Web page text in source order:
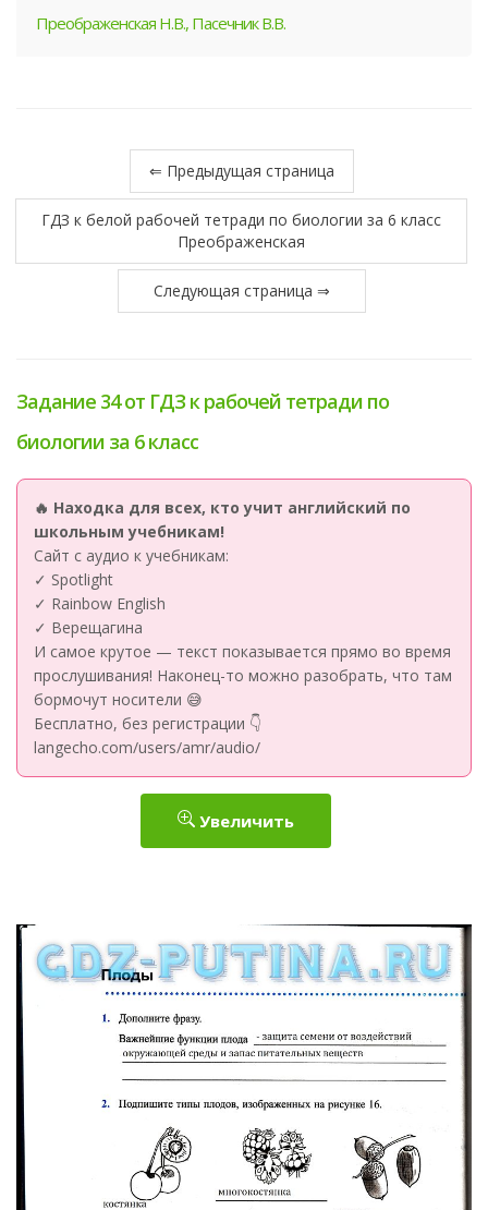
Преображенская Н.В., Пасечник В.В.
⇐ Предыдущая страница
ГДЗ к белой рабочей тетради по биологии за 6 класс
Преображенская
Следующая страница ⇒
Задание 34 от ГДЗ к рабочей тетради по
биологии за 6 класс
🔥 Находка для всех, кто учит английский по
школьным учебникам!
Сайт с аудио к учебникам:
✓ Spotlight
✓ Rainbow English
✓ Верещагина
И самое крутое — текст показывается прямо во время
прослушивания! Наконец-то можно разобрать, что там
бормочут носители 😅
Бесплатно, без регистрации 👇
langecho.com/users/amr/audio/
Увеличить